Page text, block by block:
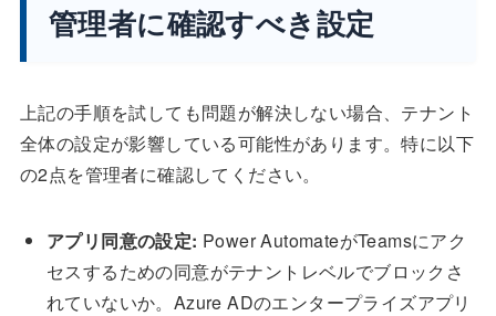
管理者に確認すべき設定
上記の手順を試しても問題が解決しない場合、テナント
全体の設定が影響している可能性があります。特に以下
の2点を管理者に確認してください。
アプリ同意の設定: Power AutomateがTeamsにアク
セスするための同意がテナントレベルでブロックさ
れていないか。Azure ADのエンタープライズアプリ